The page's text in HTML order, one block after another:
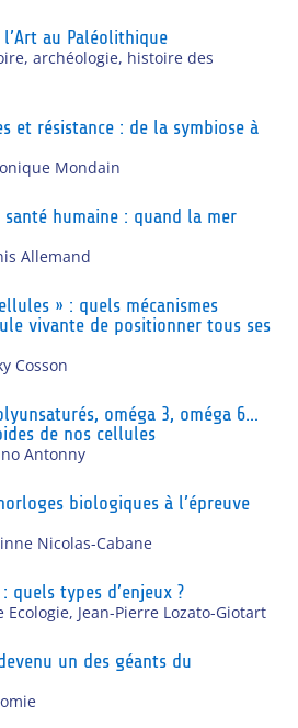
au Paléolithique
archéologie, histoire des
et résistance : de la symbiose à
Mondain
humaine : quand la mer
Allemand
» : quels mécanismes
vivante de positionner tous ses
Cosson
oméga 3, oméga 6…
de nos cellules
Antonny
biologiques à l’épreuve
Nicolas-Cabane
quels types d’enjeux ?
Ecologie, Jean-Pierre Lozato-Giotart
un des géants du